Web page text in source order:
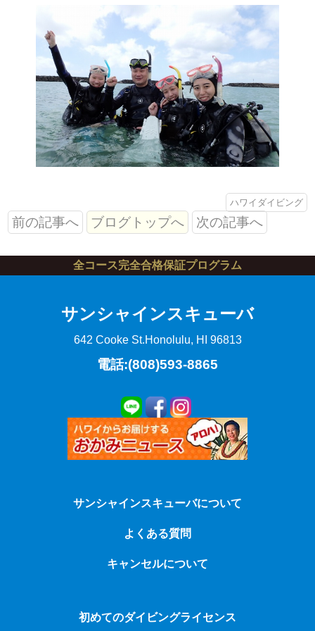
ハワイダイビング
前の記事へ ブログトップへ 次の記事へ
全コース完全合格保証プログラム
サンシャインスキューバ
642 Cooke St.Honolulu, HI 96813
電話:(808)593-8865
サンシャインスキューバについて
よくある質問
キャンセルについて
初めてのダイビングライセンス